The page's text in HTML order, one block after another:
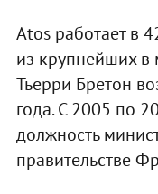
Atos работает в
из крупнейших в
Тьерри Бретон
года. С 2005 по
должность
правительстве